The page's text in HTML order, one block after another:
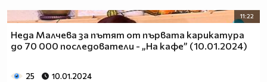
11:22
Неда Малчева за пътят от първата карикатура
до 70 000 последователи - „На кафе” (10.01.2024)
25 10.01.2024